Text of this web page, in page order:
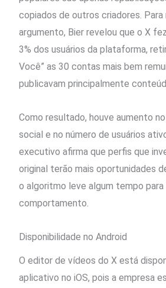
copiados de outros criadores.
argumento, Bier revelou que o X
3% dos usuários da plataforma,
Você” as 30 contas mais bem
publicavam principalmente
Como resultado, houve aumento
social e no número de usuários
executivo afirma que perfis que
original terão mais oportunidades
o algoritmo leve algum tempo
comportamento.
Disponibilidade no Android
O editor de vídeos do X está
aplicativo no iOS, pois a empresa